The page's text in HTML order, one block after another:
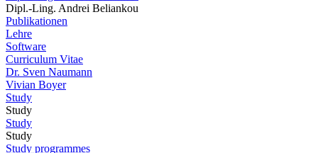
Dipl.-Ling. Andrei Beliankou
Publikationen
Lehre
Software
Curriculum Vitae
Dr. Sven Naumann
Vivian Boyer
Study
Study
Study
Study
Study programmes